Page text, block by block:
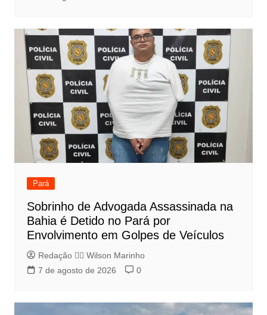
Pará
Sobrinho de Advogada Assassinada na
Bahia é Detido no Pará por
Envolvimento em Golpes de Veículos
Redação 👨‍⚖️​ Wilson Marinho
7 de agosto de 2026
0